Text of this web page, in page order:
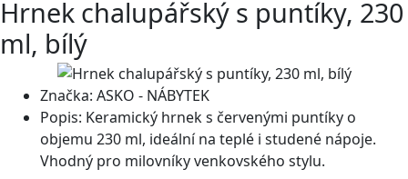
Hrnek chalupářský s puntíky, 230
ml, bílý
Značka: ASKO - NÁBYTEK
Popis: Keramický hrnek s červenými puntíky o
objemu 230 ml, ideální na teplé i studené nápoje.
Vhodný pro milovníky venkovského stylu.